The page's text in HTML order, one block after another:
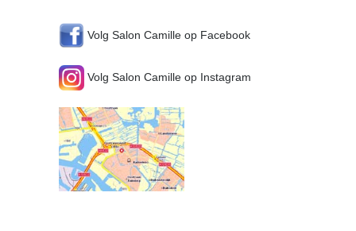
Volg Salon Camille op Facebook
Volg Salon Camille op Instagram